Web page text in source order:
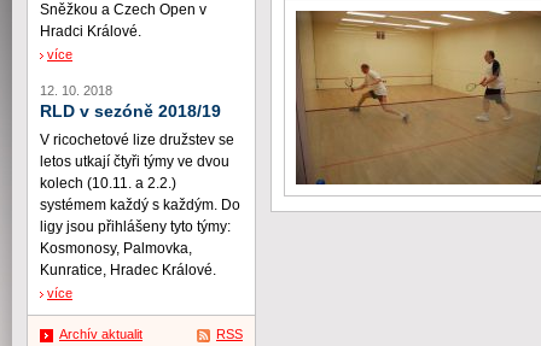
Sněžkou a Czech Open v
Hradci Králové.
více
12. 10. 2018
RLD v sezóně 2018/19
V ricochetové lize družstev se
letos utkají čtyři týmy ve dvou
kolech (10.11. a 2.2.)
systémem každý s každým. Do
ligy jsou přihlášeny tyto týmy:
Kosmonosy, Palmovka,
Kunratice, Hradec Králové.
více
Archív aktualit RSS